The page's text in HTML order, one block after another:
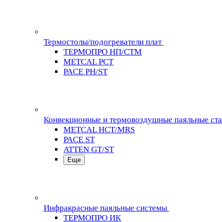
Термостолы/подогреватели плат
ТЕРМОПРО НП/СТМ
METCAL PCT
PACE PH/ST
Конвекционные и термовоздушные паяльные
METCAL HCT/MRS
PACE ST
ATTEN GT/ST
Еще
Инфракрасные паяльные системы
ТЕРМОПРО ИК